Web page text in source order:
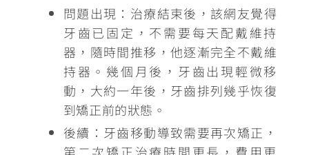
問題出現：治療結束後，該網友覺得
牙齒已固定，不需要每天配戴維持
器，隨時間推移，他逐漸完全不戴維
持器。 幾個月後，牙齒出現輕微移
動，大約一年後，牙齒排列幾乎恢復
到矯正前的狀態 。
後續：牙齒移動導致需要再次矯正，
第二次矯正治療時間更長，費用更